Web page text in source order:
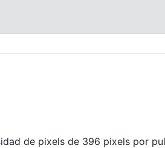
de pixels de 396 pixels por